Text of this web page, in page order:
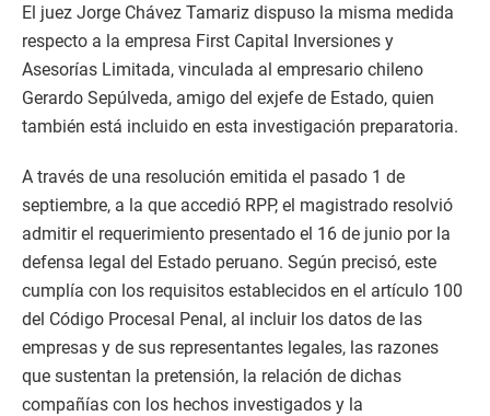
El juez Jorge Chávez Tamariz dispuso la misma medida
respecto a la empresa First Capital Inversiones y
Asesorías Limitada, vinculada al empresario chileno
Gerardo Sepúlveda, amigo del exjefe de Estado, quien
también está incluido en esta investigación preparatoria.
A través de una resolución emitida el pasado 1 de
septiembre, a la que accedió RPP, el magistrado resolvió
admitir el requerimiento presentado el 16 de junio por la
defensa legal del Estado peruano. Según precisó, este
cumplía con los requisitos establecidos en el artículo 100
del Código Procesal Penal, al incluir los datos de las
empresas y de sus representantes legales, las razones
que sustentan la pretensión, la relación de dichas
compañías con los hechos investigados y la